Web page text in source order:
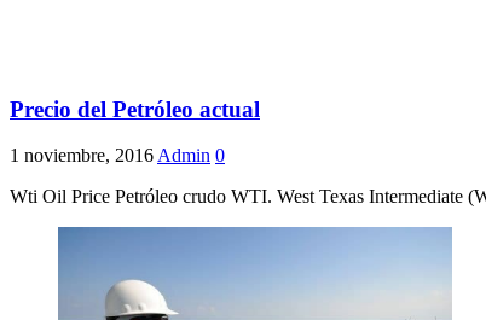
Precio del Petróleo actual
1 noviembre, 2016 Admin 0
Wti Oil Price Petróleo crudo WTI. West Texas Intermediate